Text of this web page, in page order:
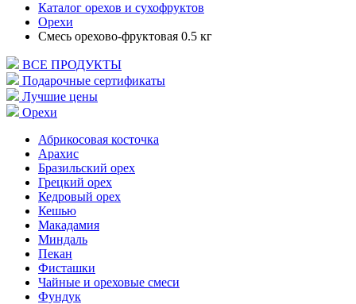
Каталог орехов и сухофруктов
Орехи
Смесь орехово-фруктовая 0.5 кг
ВСЕ ПРОДУКТЫ
Подарочные сертификаты
Лучшие цены
Орехи
Абрикосовая косточка
Арахис
Бразильский орех
Грецкий орех
Кедровый орех
Кешью
Макадамия
Миндаль
Пекан
Фисташки
Чайные и ореховые смеси
Фундук